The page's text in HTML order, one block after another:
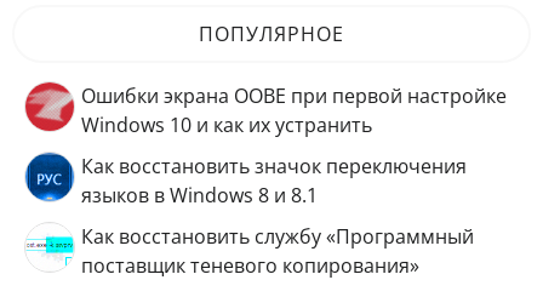
ПОПУЛЯРНОЕ
Ошибки экрана OOBE при первой настройке
Windows 10 и как их устранить
Как восстановить значок переключения
языков в Windows 8 и 8.1
Как восстановить службу «Программный
поставщик теневого копирования»